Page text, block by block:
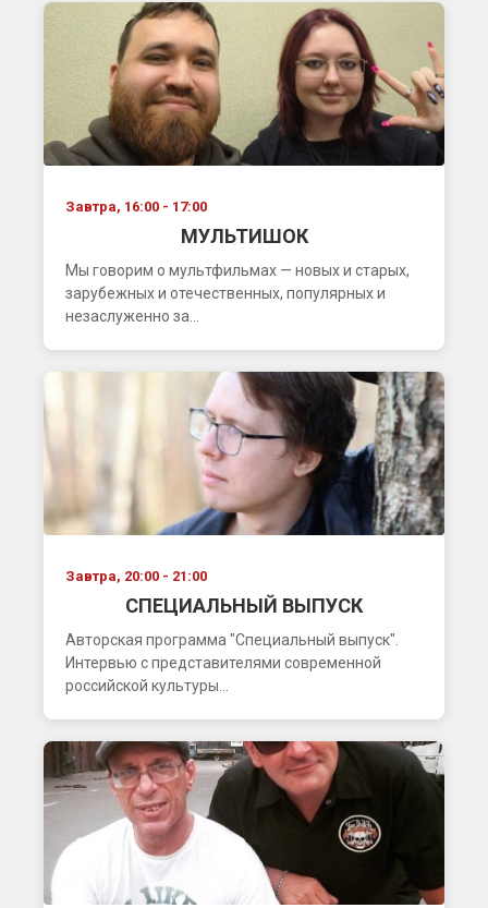
Завтра, 16:00 - 17:00
МУЛЬТИШОК
Мы говорим о мультфильмах — новых и старых,
зарубежных и отечественных, популярных и
незаслуженно за...
Завтра, 20:00 - 21:00
СПЕЦИАЛЬНЫЙ ВЫПУСК
Авторская программа "Специальный выпуск".
Интервью с представителями современной
российской культуры...